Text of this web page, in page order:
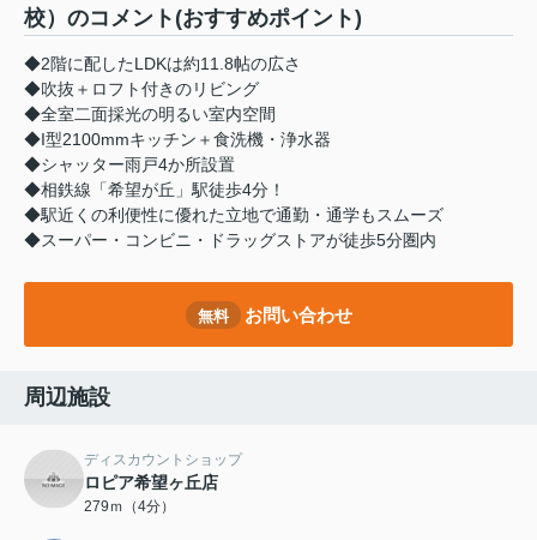
校）のコメント(おすすめポイント)
◆2階に配したLDKは約11.8帖の広さ
◆吹抜＋ロフト付きのリビング
◆全室二面採光の明るい室内空間
◆I型2100mmキッチン＋食洗機・浄水器
◆シャッター雨戸4か所設置
◆相鉄線「希望が丘」駅徒歩4分！
◆駅近くの利便性に優れた立地で通勤・通学もスムーズ
◆スーパー・コンビニ・ドラッグストアが徒歩5分圏内
無料 お問い合わせ
周辺施設
ディスカウントショップ
ロピア希望ヶ丘店
279ｍ（4分）